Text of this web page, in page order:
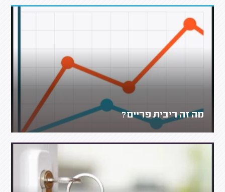
מה זה ריבית פריים?